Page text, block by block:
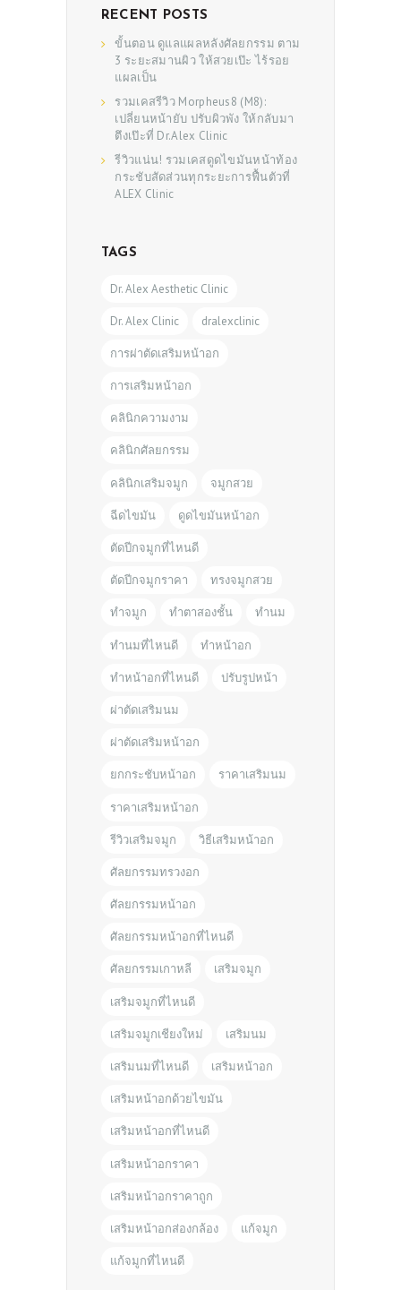
RECENT POSTS
ขั้นตอน ดูแลแผลหลังศัลยกรรม ตาม
3 ระยะสมานผิว ให้สวยเป๊ะ ไร้รอย
แผลเป็น
รวมเคสรีวิว Morpheus8 (M8):
เปลี่ยนหน้ายับ ปรับผิวพัง ให้กลับมา
ตึงเป๊ะที่ Dr.Alex Clinic
รีวิวแน่น! รวมเคสดูดไขมันหน้าท้อง
กระชับสัดส่วนทุกระยะการฟื้นตัวที่
ALEX Clinic
TAGS
Dr. Alex Aesthetic Clinic
Dr. Alex Clinic dralexclinic
การผ่าตัดเสริมหน้าอก
การเสริมหน้าอก
คลินิกความงาม
คลินิกศัลยกรรม
คลินิกเสริมจมูก จมูกสวย
ฉีดไขมัน ดูดไขมันหน้าอก
ตัดปีกจมูกที่ไหนดี
ตัดปีกจมูกราคา ทรงจมูกสวย
ทำจมูก ทำตาสองชั้น ทำนม
ทำนมที่ไหนดี ทำหน้าอก
ทำหน้าอกที่ไหนดี ปรับรูปหน้า
ผ่าตัดเสริมนม
ผ่าตัดเสริมหน้าอก
ยกกระชับหน้าอก ราคาเสริมนม
ราคาเสริมหน้าอก
รีวิวเสริมจมูก วิธีเสริมหน้าอก
ศัลยกรรมทรวงอก
ศัลยกรรมหน้าอก
ศัลยกรรมหน้าอกที่ไหนดี
ศัลยกรรมเกาหลี เสริมจมูก
เสริมจมูกที่ไหนดี
เสริมจมูกเชียงใหม่ เสริมนม
เสริมนมที่ไหนดี เสริมหน้าอก
เสริมหน้าอกด้วยไขมัน
เสริมหน้าอกที่ไหนดี
เสริมหน้าอกราคา
เสริมหน้าอกราคาถูก
เสริมหน้าอกส่องกล้อง แก้จมูก
แก้จมูกที่ไหนดี